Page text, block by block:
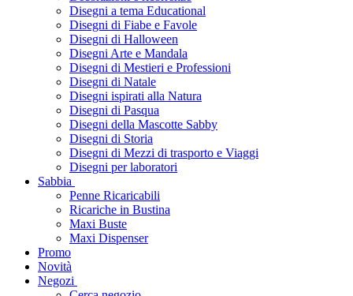
Disegni a tema Educational
Disegni di Fiabe e Favole
Disegni di Halloween
Disegni Arte e Mandala
Disegni di Mestieri e Professioni
Disegni di Natale
Disegni ispirati alla Natura
Disegni di Pasqua
Disegni della Mascotte Sabby
Disegni di Storia
Disegni di Mezzi di trasporto e Viaggi
Disegni per laboratori
Sabbia
Penne Ricaricabili
Ricariche in Bustina
Maxi Buste
Maxi Dispenser
Promo
Novità
Negozi